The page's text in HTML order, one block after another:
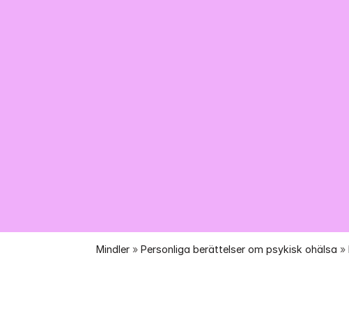
Mindler » Personliga berättelser om psykisk ohälsa »